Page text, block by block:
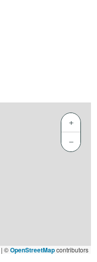
+
−
| ©OpenStreetMapcontributors